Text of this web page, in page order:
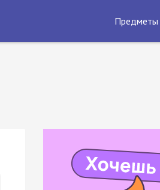
Предметы